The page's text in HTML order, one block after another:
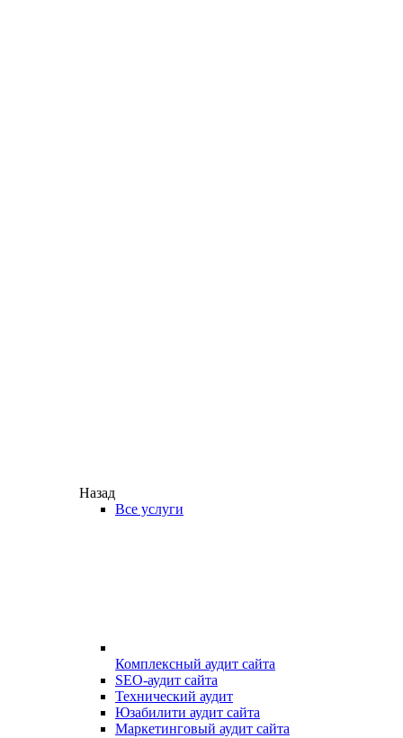
Назад
Все услуги
Комплексный аудит сайта
SEO-аудит сайта
Технический аудит
Юзабилити аудит сайта
Маркетинговый аудит сайта